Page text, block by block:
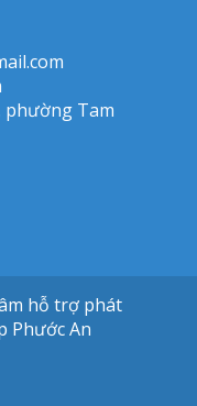
phường Tam
hỗ trợ phát
Phước An